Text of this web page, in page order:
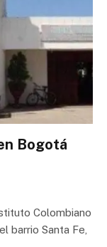
Bogotá
Colombiano
barrio Santa Fe,